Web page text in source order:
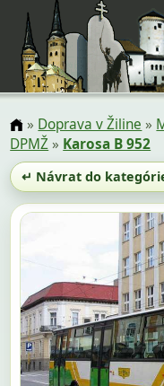
» Doprava v Žiline »
DPMŽ» Karosa B 952
↵ Návrat do